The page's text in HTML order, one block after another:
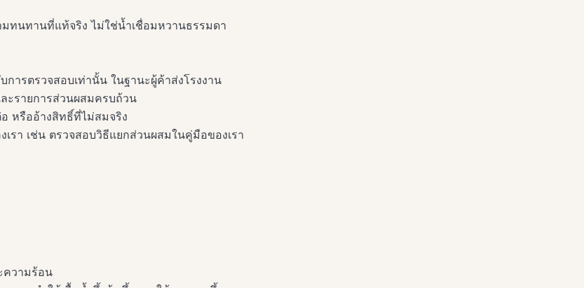
ทนทานที่แท้จริง ไม่ใช่น้ำเชื่อมหวานธรรมดา
ารตรวจสอบเท่านั้น ในฐานะผู้ค้าส่งโรงงาน
ะรายการส่วนผสมครบถ้วน
หรืออ้างสิทธิ์ที่ไม่สมจริง
รา เช่น ตรวจสอบวิธีแยกส่วนผสมในคู่มือของเรา
ความร้อน